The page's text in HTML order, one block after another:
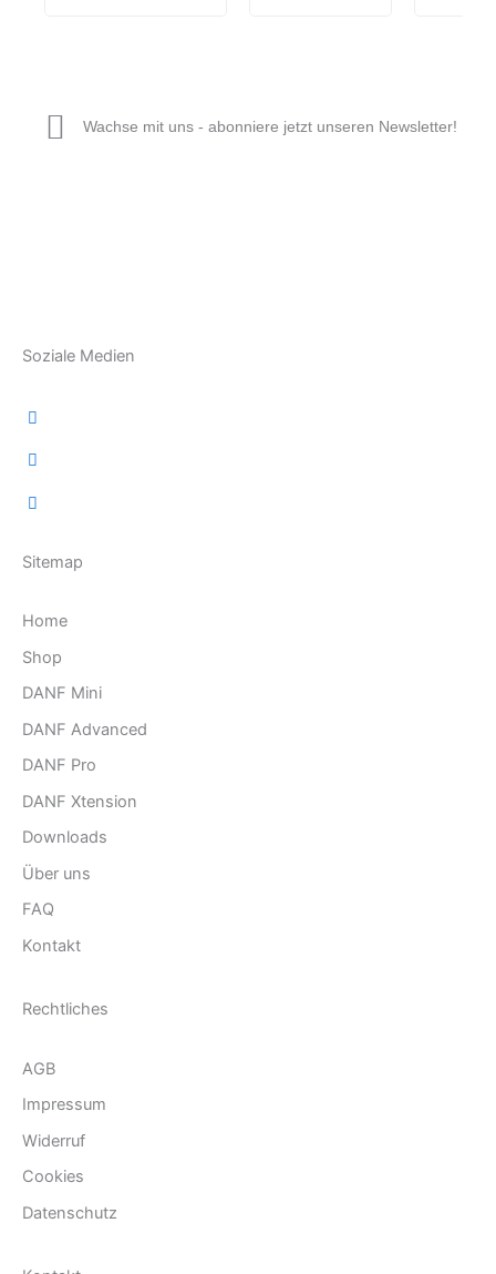
Wachse mit uns - abonniere jetzt unseren Newsletter!
Soziale Medien
Sitemap
Home
Shop
DANF Mini
DANF Advanced
DANF Pro
DANF Xtension
Downloads
Über uns
FAQ
Kontakt
Rechtliches
AGB
Impressum
Widerruf
Cookies
Datenschutz